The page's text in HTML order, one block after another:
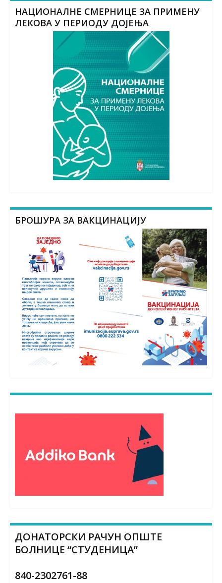
НАЦИОНАЛНЕ СМЕРНИЦЕ ЗА ПРИМЕНУ
ЛЕКОВА У ПЕРИОДУ ДОЈЕЊА
БРОШУРА ЗА ВАКЦИНАЦИЈУ
ДОНАТОРСКИ РАЧУН ОПШТЕ
БОЛНИЦЕ “СТУДЕНИЦА”
840-2302761-88